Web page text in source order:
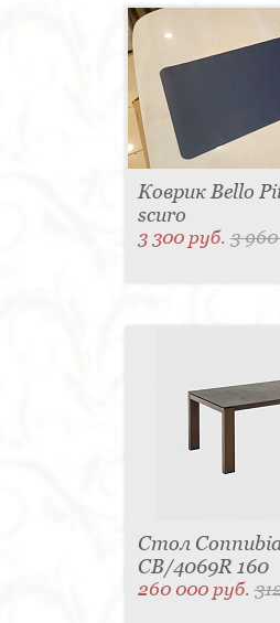
Коврик Bello
scuro
3 300 руб.3
Стол
CB/4069R 160
260 000 руб.